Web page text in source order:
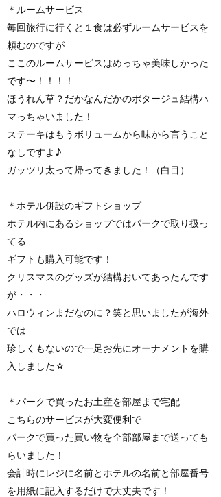
＊ルームサービス
毎回旅行に行くと１食は必ずルームサービスを
頼むのですが
ここのルームサービスはめっちゃ美味しかった
です〜！！！！
ほうれん草？だかなんだかのポタージュ結構ハ
マっちゃいました！
ステーキはもうボリュームから味から言うこと
なしですよ♪
ガッツリ太って帰ってきました！（白目）
＊ホテル併設のギフトショップ
ホテル内にあるショップではパークで取り扱っ
てる
ギフトも購入可能です！
クリスマスのグッズが結構おいてあったんです
が・・・
ハロウィンまだなのに？笑と思いましたが海外
では
珍しくもないので一足お先にオーナメントを購
入しました☆
＊パークで買ったお土産を部屋まで宅配
こちらのサービスが大変便利で
パークで買った買い物を全部部屋まで送っても
らいました！
会計時にレジに名前とホテルの名前と部屋番号
を用紙に記入するだけで大丈夫です！